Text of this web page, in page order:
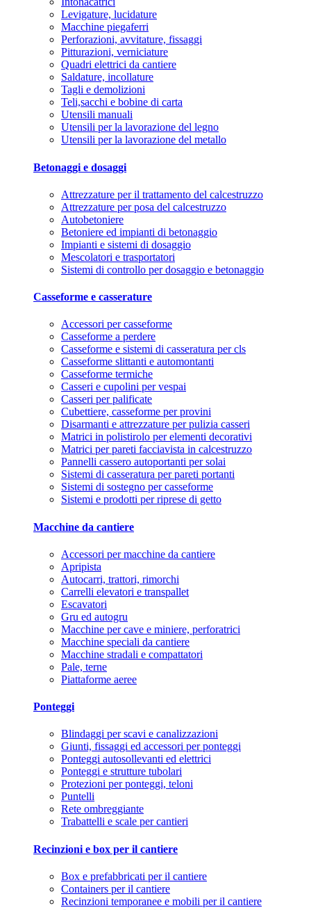
Levigature, lucidature
Macchine piegaferri
Perforazioni, avvitature, fissaggi
Pitturazioni, verniciature
Quadri elettrici da cantiere
Saldature, incollature
Tagli e demolizioni
Teli,sacchi e bobine di carta
Utensili manuali
Utensili per la lavorazione del legno
Utensili per la lavorazione del metallo
Betonaggi e dosaggi
Attrezzature per il trattamento del calcestruzzo
Attrezzature per posa del calcestruzzo
Autobetoniere
Betoniere ed impianti di betonaggio
Impianti e sistemi di dosaggio
Mescolatori e trasportatori
Sistemi di controllo per dosaggio e betonaggio
Casseforme e casserature
Accessori per casseforme
Casseforme a perdere
Casseforme e sistemi di casseratura per cls
Casseforme slittanti e automontanti
Casseforme termiche
Casseri e cupolini per vespai
Casseri per palificate
Cubettiere, casseforme per provini
Disarmanti e attrezzature per pulizia casseri
Matrici in polistirolo per elementi decorativi
Matrici per pareti facciavista in calcestruzzo
Pannelli cassero autoportanti per solai
Sistemi di casseratura per pareti portanti
Sistemi di sostegno per casseforme
Sistemi e prodotti per riprese di getto
Macchine da cantiere
Accessori per macchine da cantiere
Apripista
Autocarri, trattori, rimorchi
Carrelli elevatori e transpallet
Escavatori
Gru ed autogru
Macchine per cave e miniere, perforatrici
Macchine speciali da cantiere
Macchine stradali e compattatori
Pale, terne
Piattaforme aeree
Ponteggi
Blindaggi per scavi e canalizzazioni
Giunti, fissaggi ed accessori per ponteggi
Ponteggi autosollevanti ed elettrici
Ponteggi e strutture tubolari
Protezioni per ponteggi, teloni
Puntelli
Rete ombreggiante
Trabattelli e scale per cantieri
Recinzioni e box per il cantiere
Box e prefabbricati per il cantiere
Containers per il cantiere
Recinzioni temporanee e mobili per il cantiere